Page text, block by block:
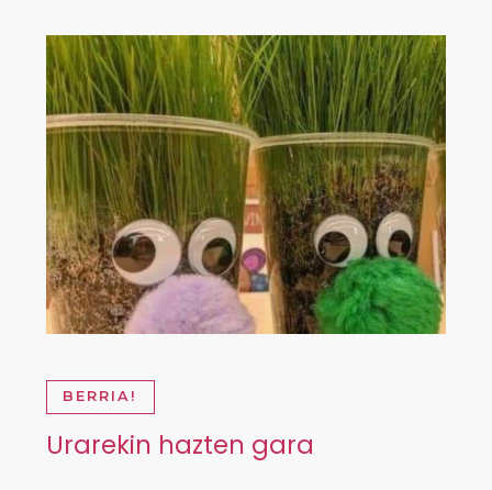
BERRIA!
Urarekin hazten gara